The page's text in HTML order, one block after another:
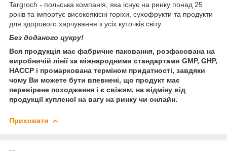
Targroch - польська компанія, яка існує на ринку понад 25
років та імпортує високоякісні горіхи, сухофрукти та продукти
для здорового харчування з усіх куточків світу.
Без доданого цукру!
Вся продукція має фабричне паковання, розфасована на
виробничій лінії за міжнародними стандартами GMP, GHP,
HACCP і промаркована терміном придатності, завдяки
чому Ви можете бути впевнені, що продукт має
перевірене походження і є свіжим, на відміну від
продукції купленої на вагу на ринку чи онлайн.
Приховати